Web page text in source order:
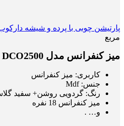
پارتیشن چوبی با پرده و شیشه
مربع
میز کنفرانس مدل DCO2500
کاربری: میز کنفرانس
جنس: Mdf
رنگ: گردویی روشن+ سفید
میز کنفرانس 18 نفره
و… .